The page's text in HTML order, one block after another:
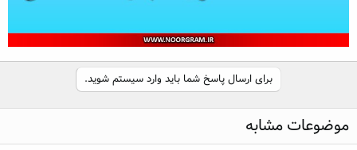
برای ارسال پاسخ شما باید وارد سیستم شوید.
موضوعات مشابه